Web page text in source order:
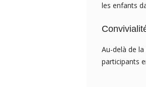
les enfants
Au-delà de
participants